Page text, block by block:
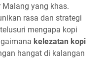
yang khas.
rasa dan strategi
mengapa kopi
kelezatan kopi
hangat di kalangan